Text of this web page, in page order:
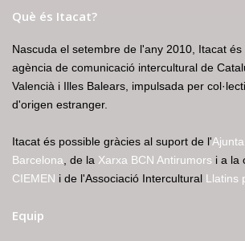
Què és Itacat?
Nascuda el setembre de l'any 2010, Itacat és
agència de comunicació intercultural de
Valencià i Illes Balears, impulsada per
d'origen estranger.
Itacat és possible gràcies al suport de l'
Barcelona , de la Xarxa BCN Antirumors i a la
CIEMEN i de l'Associació Intercultural Llatins
Equip